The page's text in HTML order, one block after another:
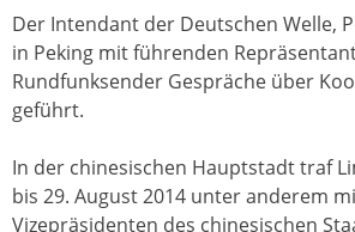
Der Intendant der Deutschen Welle,
in Peking mit führenden
Rundfunksender Gespräche über
geführt.
In der chinesischen Hauptstadt traf
bis 29. August 2014 unter anderem
Vizepräsidenten des chinesischen